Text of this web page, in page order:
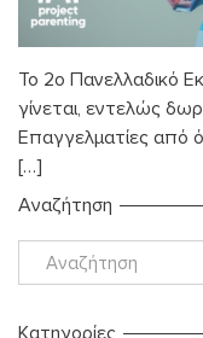
Το 2ο Πανελλαδικό
γίνεται, εντελώς
Επαγγελματίες από
[…]
Αναζήτηση